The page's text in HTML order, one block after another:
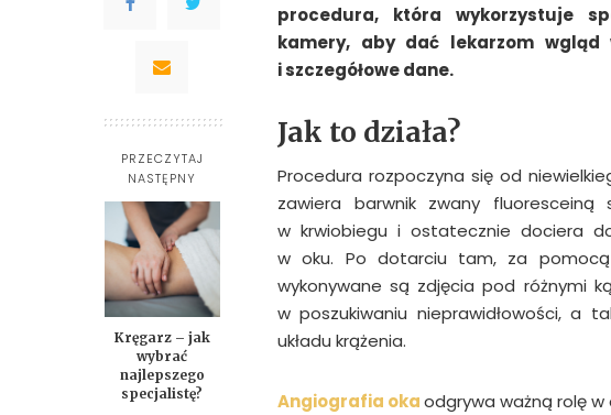
PRZECZYTAJ
NASTĘPNY
Kręgarz – jak
wybrać
najlepszego
specjalistę?
procedura, która wykorzystuje
kamery, aby dać lekarzom
i szczegółowe dane.
Jak to działa?
Procedura rozpoczyna się od
zawiera barwnik zwany
w krwiobiegu i ostatecznie dociera
w oku. Po dotarciu tam, za
wykonywane są zdjęcia pod różnymi
w poszukiwaniu nieprawidłowości, a
układu krążenia.
Angiografia okaodgrywa ważną rolę